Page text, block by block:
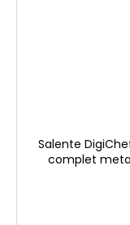
Salente
complet